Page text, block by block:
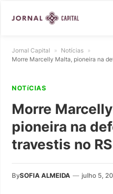
Jornal Capital » Notícias »
Morre Marcelly Malta, pioneira na
NOTíCIAS
Morre
pioneira na
travestis no RS
BySOFIA ALMEIDA — julho 5,